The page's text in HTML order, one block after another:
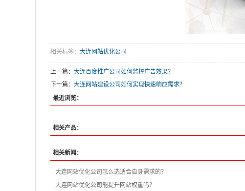
相关标签： 大连网站优化公司
上一篇： 大连百度推广公司如何监控广告效果？
下一篇： 大连网站建设公司如何实现快速响应需求？
最近浏览：
相关产品：
相关新闻：
大连网站优化公司怎么选适合自身需求的？
大连网站优化公司能提升网站权重吗？